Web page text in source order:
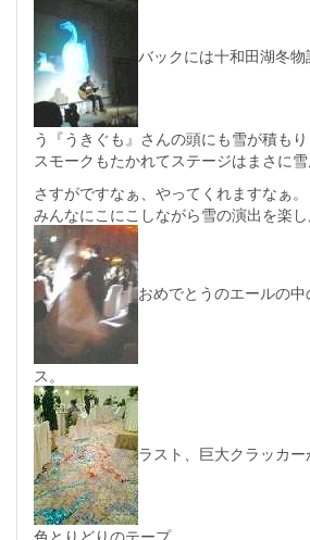
バックには十和田湖冬
う『うきぐも』さんの頭にも雪が積もり
スモークもたかれてステージはまさに雪
さすがですなぁ、やってくれますなぁ。
みんなにこにこしながら雪の演出を楽し
おめでとうのエールの
ス。
ラスト、巨大クラッカ
色とりどりのテープ。